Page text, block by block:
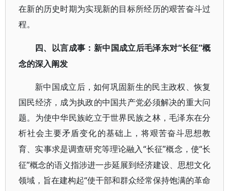
在新的历史时期为实现新的目标所经历的艰苦奋斗过
程。
四、以言成事：新中国成立后毛泽东对“长征”概
念的深入阐发
新中国成立后，如何巩固新生的民主政权、恢复
国民经济，成为执政的中国共产党必须解决的重大问
题。为使中华民族屹立于世界民族之林，毛泽东在分
析社会主要矛盾变化的基础上，将艰苦奋斗思想教
育、实事求是调查研究等理论融入 “长征”概念，使“长
征”概念的语义指涉进一步延展到经济建设、思想文化
领域，旨在建构起“使干部和群众经常保持饱满的革命